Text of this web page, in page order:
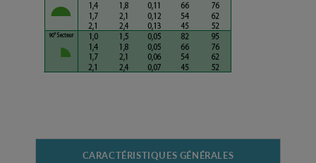
CARACTÉRISTIQUES GÉNÉRALES